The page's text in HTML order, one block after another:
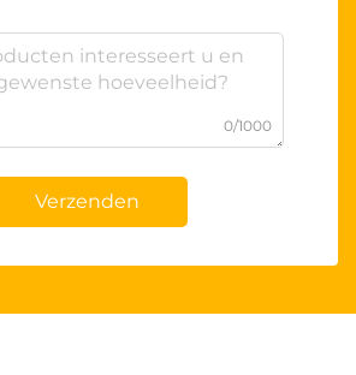
0/1000
Verzenden